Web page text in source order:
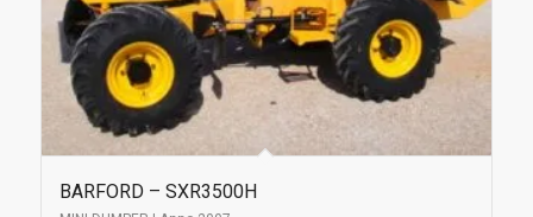
BARFORD – SXR3500H